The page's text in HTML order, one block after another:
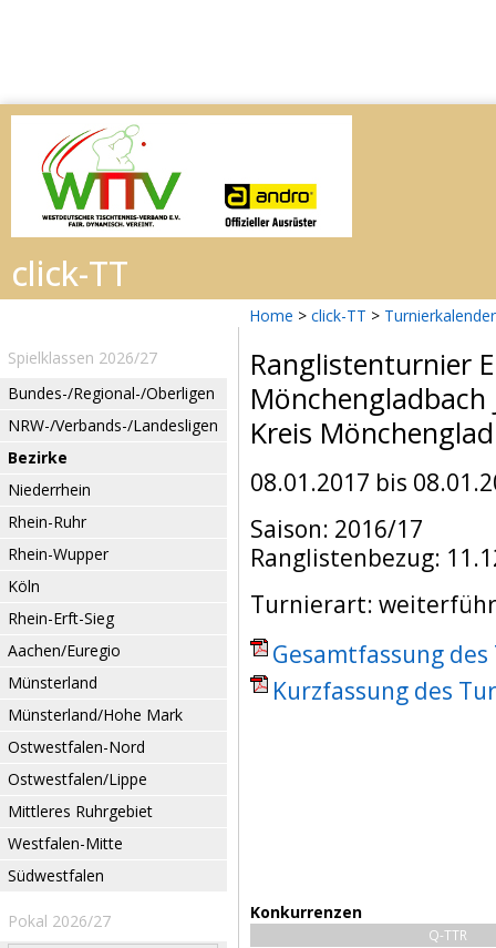
Home > click-TT > Turnierkalender
Spielklassen 2026/27
Bundes-/Regional-/Oberligen
NRW-/Verbands-/Landesligen
Bezirke
Niederrhein
Rhein-Ruhr
Rhein-Wupper
Köln
Rhein-Erft-Sieg
Aachen/Euregio
Münsterland
Münsterland/Hohe Mark
Ostwestfalen-Nord
Ostwestfalen/Lippe
Mittleres Ruhrgebiet
Westfalen-Mitte
Südwestfalen
Pokal 2026/27
Ranglistenturnier
Mönchengladbach
Kreis
08.01.2017 bis
Saison: 2016/17
Ranglistenbezug:
Turnierart:
Gesamtfassung
Kurzfassung des
Konkurrenzen
Q-TTR